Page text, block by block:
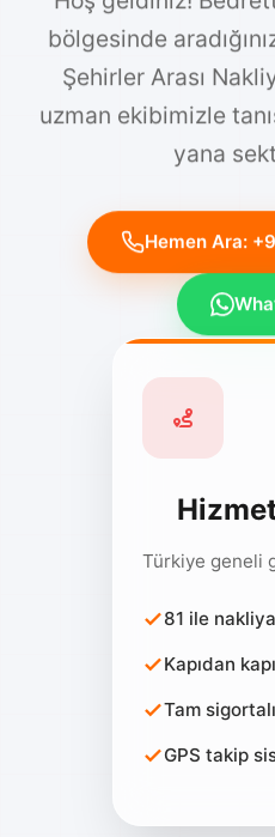
bölgesinde
Şehirler Arası
uzman ekibimizle
yana
Türkiye geneli
81 ile
Kapıdan
Tam
GPS takip